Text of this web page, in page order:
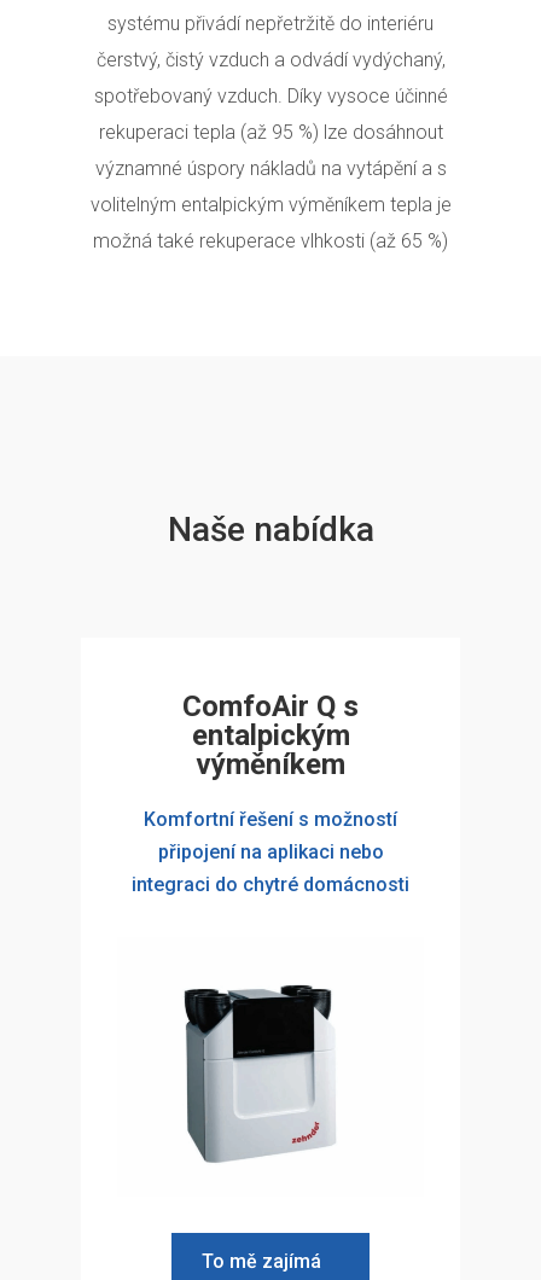
systému přivádí nepřetržitě do interiéru
čerstvý, čistý vzduch a odvádí vydýchaný,
spotřebovaný vzduch. Díky vysoce účinné
rekuperaci tepla (až 95 %) lze dosáhnout
významné úspory nákladů na vytápění a s
volitelným entalpickým výměníkem tepla je
možná také rekuperace vlhkosti (až 65 %)
Naše nabídka
ComfoAir Q s
entalpickým
výměníkem
Komfortní řešení s možností
připojení na aplikaci nebo
integraci do chytré domácnosti
To mě zajímá